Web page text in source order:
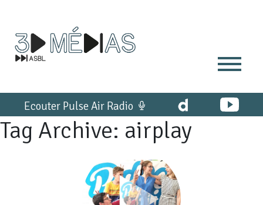
Ecouter Pulse Air Radio
Tag Archive: airplay